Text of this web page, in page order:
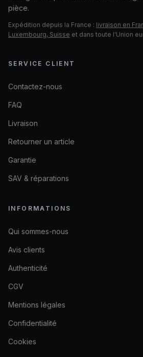
pièce.
Expédition depuis la France : livraison en
Luxembourg, Suisse et dans toute l'Union
SERVICE CLIENT
Contactez-nous
FAQ
Livraison
Retourner un article
Garantie
SAV & réparations
INFORMATIONS
Qui sommes-nous
Avis clients
Authenticité
CGV
Mentions légales
Confidentialité
Cookies